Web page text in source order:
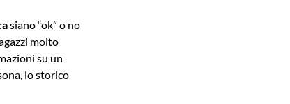
siano “ok” o no
molto
su un
lo storico